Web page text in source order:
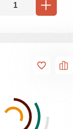
Ursa
ПЕРЕЙТИ